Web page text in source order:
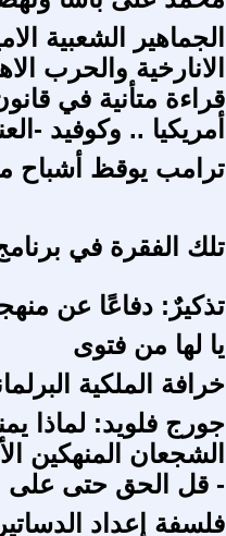
الجماهير الشعبية
الانارخية والحرب
قراءة متأنية في
أمريكيا .. وكوفيد -
ترامب يوقظ أشباح
تلك الفقرة في
تذكيرٌ: دفاعًا عن
يا لها من فتوى
خرافة الملكية
جورج فلويد: لماذا
الشجعان المنهكين
- قل الحق حتى
فلسفة إعداد